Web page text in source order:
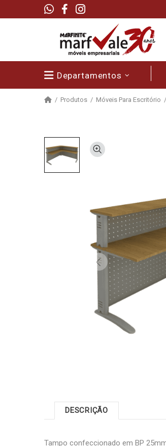
Departamentos
Produtos Móveis Para Escritório
DESCRIÇÃO
Tampo confeccionado em BP